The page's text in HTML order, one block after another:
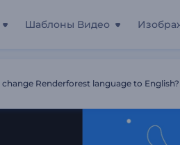
Шаблоны Видео
2D-Заставка: Новогоднее
Renderforest language to English?